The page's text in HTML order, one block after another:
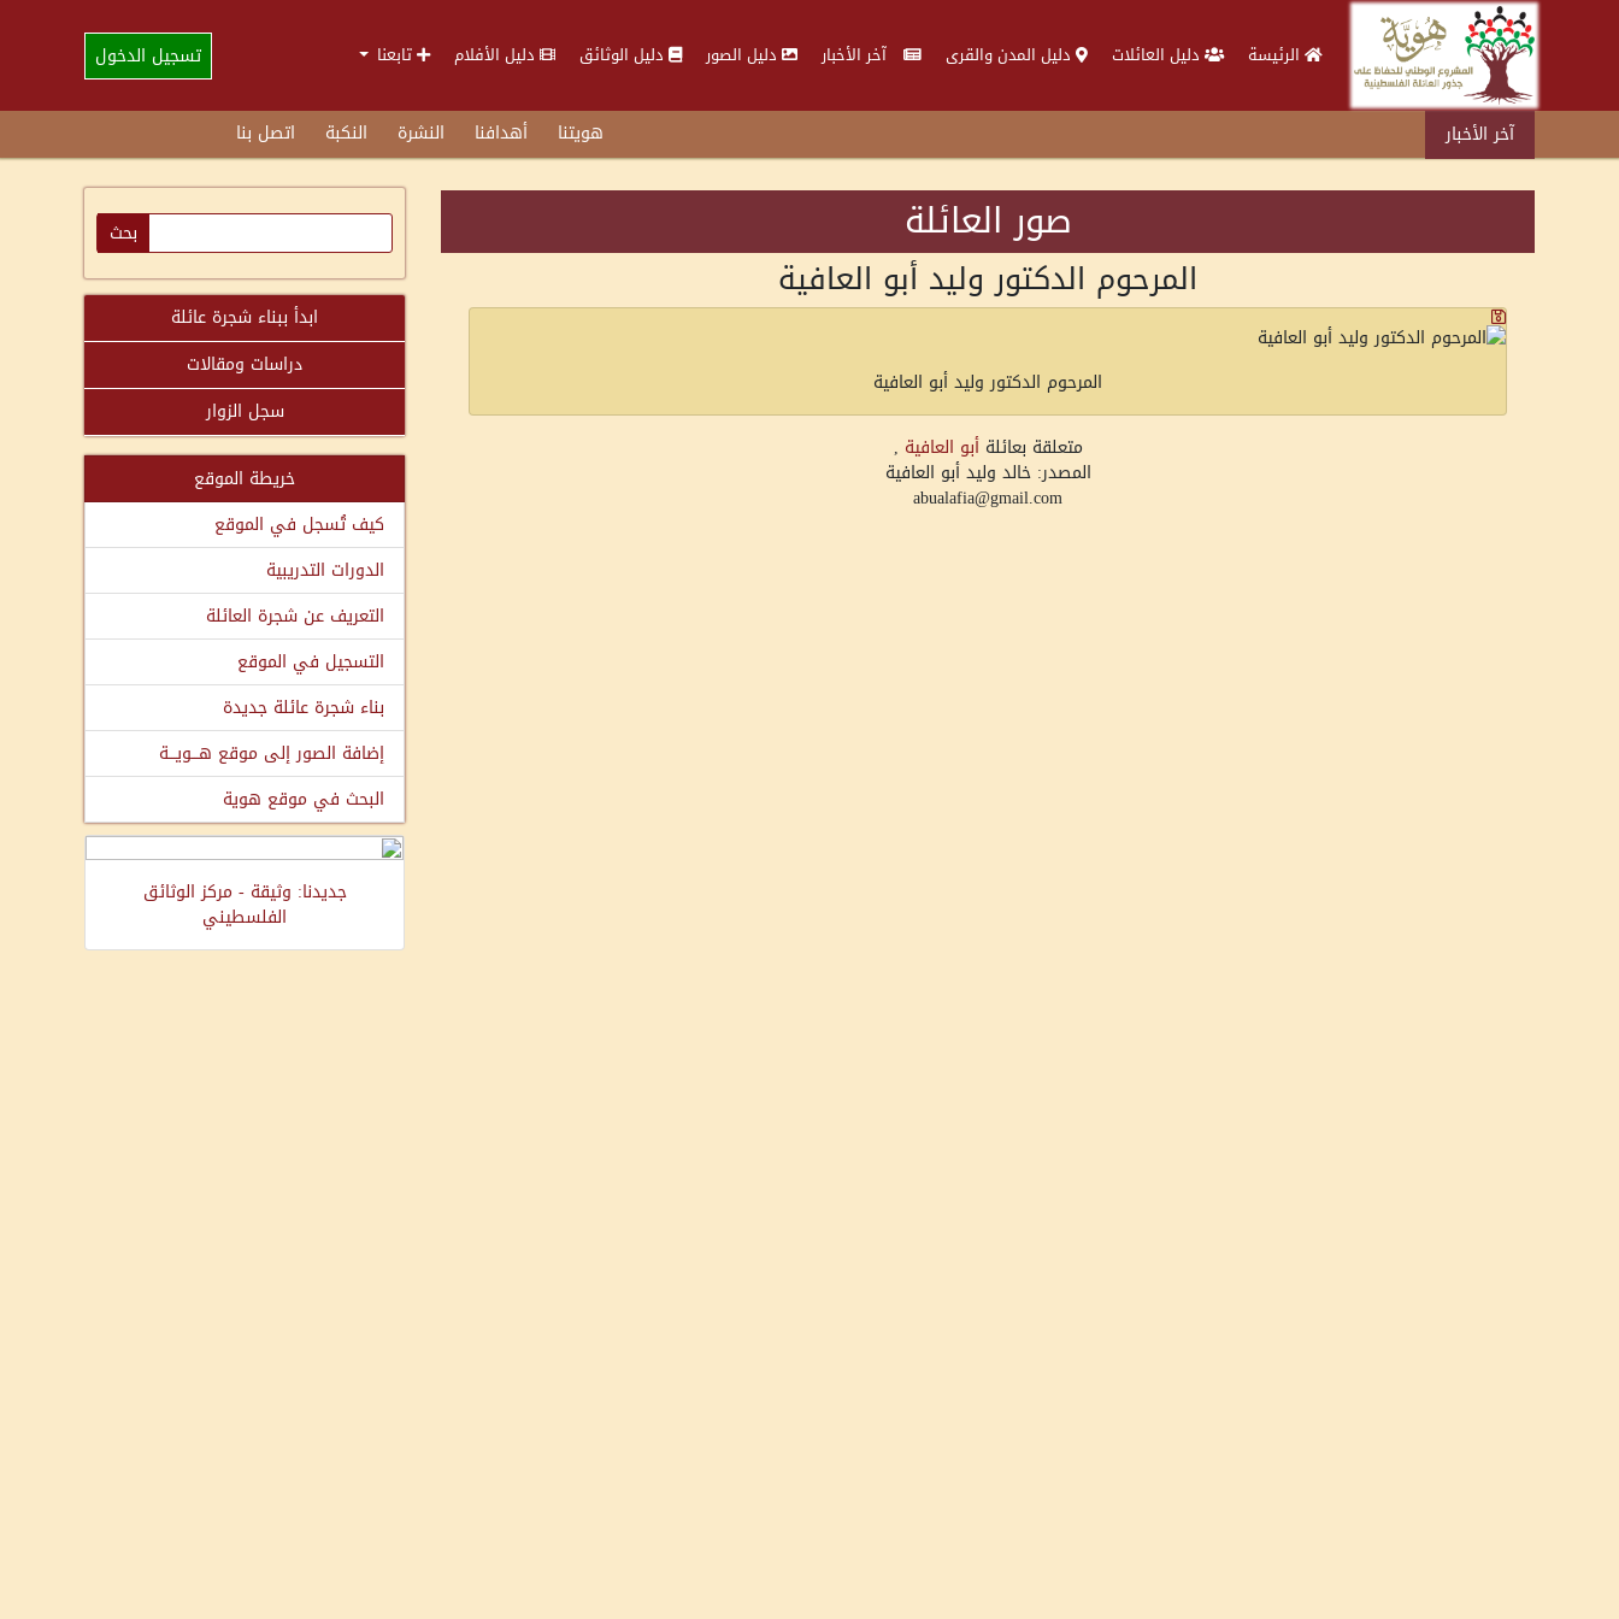
الرئيسة دليل العائلات دليل المدن والقرى آخر الأخبار دليل الصور دليل الوثائق دليل الأفلام تابعنا تسجيل الدخول
آخر الأخبار هويتنا أهدافنا النشرة النكبة اتصل بنا
صور العائلة
المرحوم الدكتور وليد أبو العافية
المرحوم الدكتور وليد أبو العافية
متعلقة بعائلةأبو العافية ,
المصدر: خالد وليد أبو العافية
abualafia@gmail.com
ابدأ ببناء شجرة عائلة
دراسات ومقالات
سجل الزوار
خريطة الموقع
كيف تُسجل في الموقع
الدورات التدريبية
التعريف عن شجرة العائلة
التسجيل في الموقع
بناء شجرة عائلة جديدة
إضافة الصور إلى موقع هـــويـــة
البحث في موقع هوية
جديدنا: وثيقة - مركز الوثائق
الفلسطيني